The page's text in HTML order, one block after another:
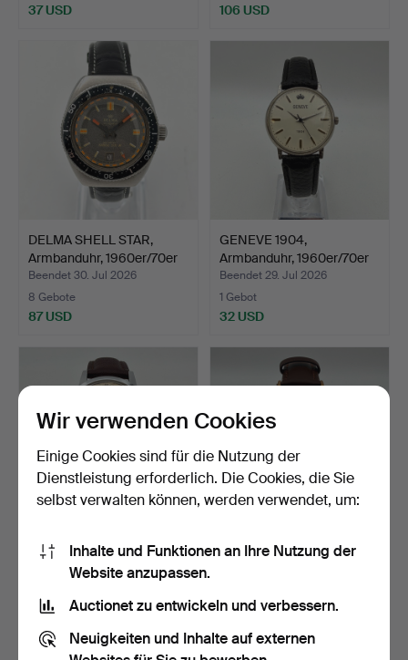
37 USD 106 USD
DELMA SHELL STAR,
Armbanduhr, 1960er/70er
…
Beendet 30. Jul 2026
8 Gebote
87 USD
GENEVE 1904,
Armbanduhr, 1960er/70er
Jahre…
Beendet 29. Jul 2026
1 Gebot
32 USD
CADOLA, Armbanduhr,
1950er/60er Jahre, Han…
Beendet 29. Jul 2026
3 Gebote
POLJOT, Armbanduhr,
1960er Jahre, Handaufz…
1 Gebot
Wir verwenden Cookies
Einige Cookies sind für die Nutzung der
Dienstleistung erforderlich. Die Cookies, die Sie
selbst verwalten können, werden verwendet, um:
Inhalte und Funktionen an Ihre Nutzung der
Website anzupassen.
Auctionet zu entwickeln und verbessern.
Neuigkeiten und Inhalte auf externen